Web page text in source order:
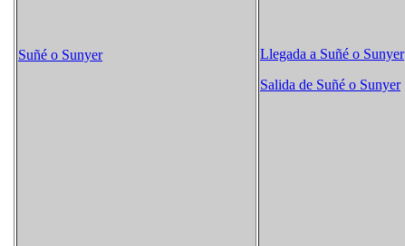
Suñé​ o Sunyer
Llegada a Suñé​ o Sunyer
Salida de Suñé​ o Sunyer